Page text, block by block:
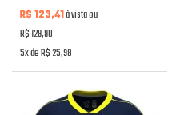
R$ 123,41à vista ou
R$ 129,90
5x de R$ 25,98